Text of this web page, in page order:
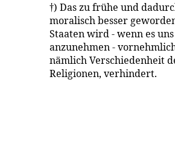
†) Das zu frühe und
moralisch besser
Staaten wird - wenn es
anzunehmen -
nämlich Verschiedenheit
Religionen, verhindert.